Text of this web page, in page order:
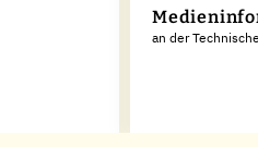
an der